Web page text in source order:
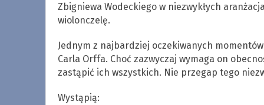
Zbigniewa Wodeckiego w niezwykłych
wiolonczelę.
Jednym z najbardziej oczekiwanych
Carla Orffa. Choć zazwyczaj wymaga on
zastąpić ich wszystkich. Nie przegap tego
Wystąpią: